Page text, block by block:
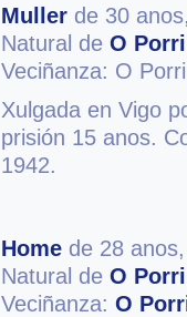
Muller de 30
Natural de O
Veciñanza: O
Xulgada en Vigo
prisión 15 anos.
1942.
Home de 28
Natural de O
Veciñanza: O